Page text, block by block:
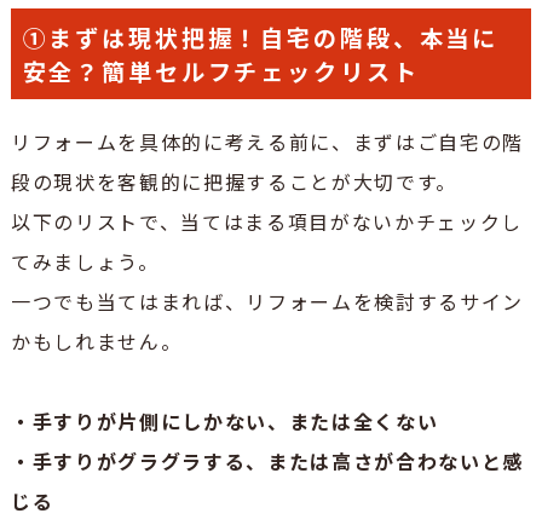
①まずは現状把握！自宅の階段、本当に
安全？簡単セルフチェックリスト
リフォームを具体的に考える前に、まずはご自宅の階
段の現状を客観的に把握することが大切です。
以下のリストで、当てはまる項目がないかチェックし
てみましょう。
一つでも当てはまれば、リフォームを検討するサイン
かもしれません。
・手すりが片側にしかない、または全くない
・手すりがグラグラする、または高さが合わないと感
じる